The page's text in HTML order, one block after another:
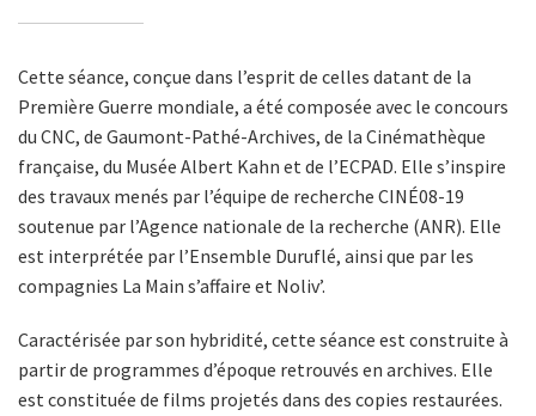
Cette séance, conçue dans l’esprit de celles datant de la
Première Guerre mondiale, a été composée avec le concours
du CNC, de Gaumont-Pathé-Archives, de la Cinémathèque
française, du Musée Albert Kahn et de l’ECPAD. Elle s’inspire
des travaux menés par l’équipe de recherche CINÉ08-19
soutenue par l’Agence nationale de la recherche (ANR). Elle
est interprétée par l’Ensemble Duruflé, ainsi que par les
compagnies La Main s’affaire et Noliv’.
Caractérisée par son hybridité, cette séance est construite à
partir de programmes d’époque retrouvés en archives. Elle
est constituée de films projetés dans des copies restaurées.